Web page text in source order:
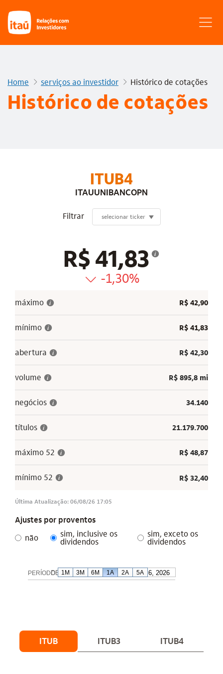
Home serviços ao investidor Histórico de cotações
Histórico de cotações
ITUB ITUB3 ITUB4